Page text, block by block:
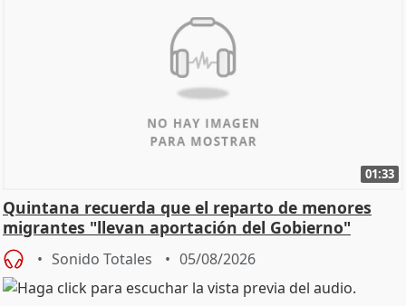
01:33
Quintana recuerda que el reparto de menores
migrantes "llevan aportación del Gobierno"
central
Sonido Totales 05/08/2026